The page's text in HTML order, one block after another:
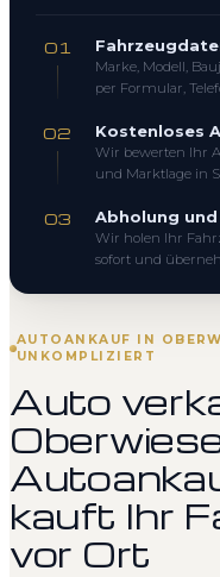
AUTOANKAUF IN
UNKOMPLIZIERT
Auto
kauft Ihr
vor Ort
01
Marke, Modell,
per Formular,
02 Kostenloses
Wir bewerten Ihr
und Marktlage in
03 Abholung
Wir holen Ihr
sofort und